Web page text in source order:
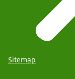
Sitemap